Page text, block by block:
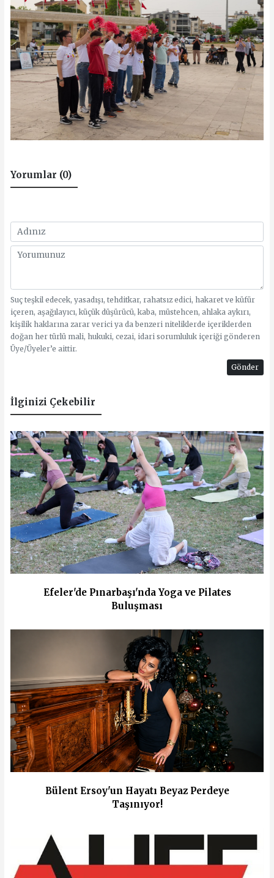
Yorumlar (0)
Suç teşkil edecek, yasadışı, tehditkar, rahatsız edici, hakaret ve küfür
içeren, aşağılayıcı, küçük düşürücü, kaba, müstehcen, ahlaka aykırı,
kişilik haklarına zarar verici ya da benzeri niteliklerde içeriklerden
doğan her türlü mali, hukuki, cezai, idari sorumluluk içeriği gönderen
Üye/Üyeler’e aittir.
Gönder
İlginizi Çekebilir
Efeler'de Pınarbaşı'nda Yoga ve Pilates
Buluşması
Bülent Ersoy'un Hayatı Beyaz Perdeye
Taşınıyor!